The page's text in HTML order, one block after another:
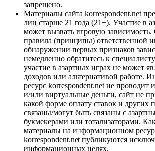
запрещено.
Материалы сайта korrespondent.net
лиц старше 21 года (21+). Участие в
может вызвать игровую
правила (принципы) ответственной
обнаружении первых признаков
немедленно обратитесь к
участие в азартных играх не может
доходов или альтернативой работе.
ресурс korrespondent.net не проводит
и/или виртуальные деньги, сайт не
какой форме оплату ставок и других
связаны/могут быть связаны с
букмекерами или тотализаторами.
материалы на информационном
korrespondent.net публикуются
информационных целях.